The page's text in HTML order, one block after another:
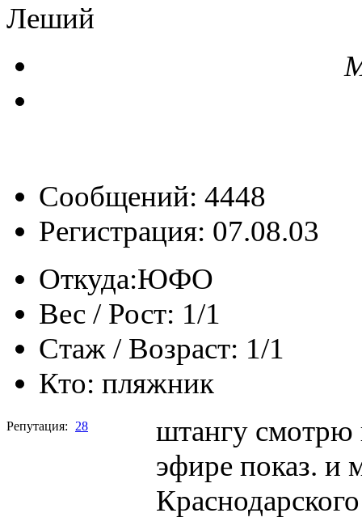
Леший
Сообщений: 4448
Регистрация: 07.08.03
Откуда:ЮФО
Вес / Рост: 1/1
Стаж / Возраст: 1/1
Кто: пляжник
Репутация: 28
штангу смотрю
эфире показ. и